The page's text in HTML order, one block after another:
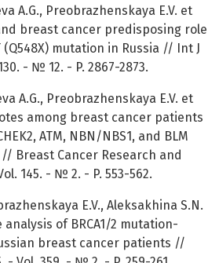
A.G., Preobrazhenskaya E.V. et
breast cancer predisposing role
(Q548X) mutation in Russia // Int J
- № 12. - P. 2867-2873.
A.G., Preobrazhenskaya E.V. et
among breast cancer patients
ATM, NBN/NBS1, and BLM
Breast Cancer Research and
145. - № 2. - P. 553-562.
E.V., Aleksakhina S.N.
of BRCA1/2 mutation-
breast cancer patients //